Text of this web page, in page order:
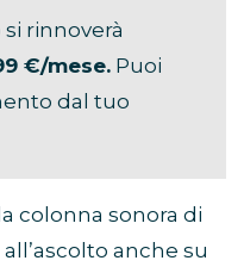
rinnoverà
€/mese. Puoi
dal tuo
colonna sonora di
anche su